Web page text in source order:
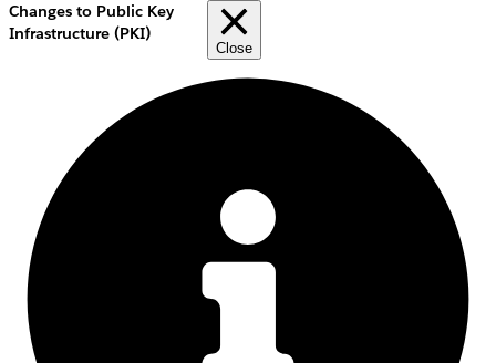
Changes to Public Key
Infrastructure (PKI)
Close